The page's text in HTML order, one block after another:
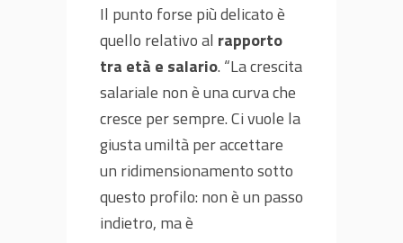
Il punto forse più delicato è
quello relativo al rapporto
tra età e salario. “La crescita
salariale non è una curva che
cresce per sempre. Ci vuole la
giusta umiltà per accettare
un ridimensionamento sotto
questo profilo: non è un passo
indietro, ma è